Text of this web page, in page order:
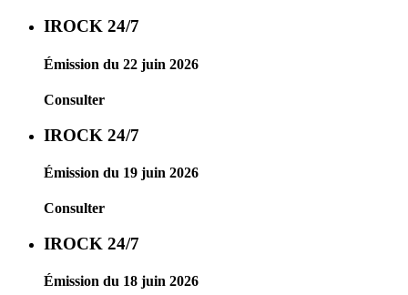
IROCK 24/7
Émission du 22 juin 2026
Consulter
IROCK 24/7
Émission du 19 juin 2026
Consulter
IROCK 24/7
Émission du 18 juin 2026